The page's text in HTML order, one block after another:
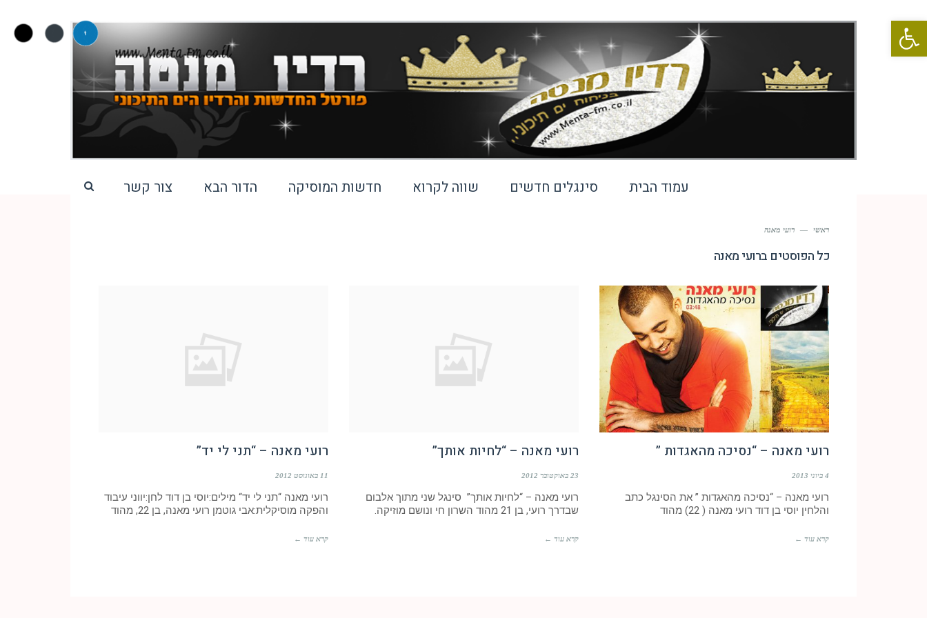
פתח סרגל נגישות
עמוד הבית סינגלים חדשים שווה לקרוא חדשות המוסיקה הדור הבא צור קשר
ראשי — רועי מאנה
כל הפוסטים ברועי מאנה
רועי מאנה – “נסיכה מהאגדות ”
4 ביוני 2013
רועי מאנה – “נסיכה מהאגדות ” את הסינגל כתב
והלחין יוסי בן דוד רועי מאנה ( 22) מהוד
קרא עוד ←
רועי מאנה – “לחיות אותך”
23 באוקטובר 2012
רועי מאנה – “לחיות אותך” סינגל שני מתוך אלבום
שבדרך רועי, בן 21 מהוד השרון חי ונושם מוזיקה.
קרא עוד ←
רועי מאנה – “תני לי יד”
11 באוגוסט 2012
רועי מאנה “תני לי יד“ מילים:יוסי בן דוד לחן:יווני עיבוד
והפקה מוסיקלית:אבי גוטמן רועי מאנה, בן 22, מהוד
קרא עוד ←